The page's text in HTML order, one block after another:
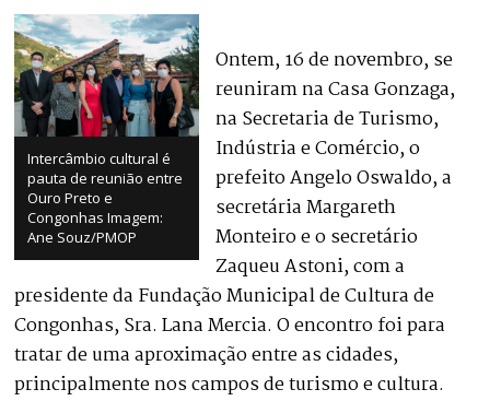
Intercâmbio cultural é
pauta de reunião entre
Ouro Preto e
Congonhas Imagem:
Ane Souz/PMOP
Ontem, 16 de novembro, se
reuniram na Casa Gonzaga,
na Secretaria de Turismo,
Indústria e Comércio, o
prefeito Angelo Oswaldo, a
secretária Margareth
Monteiro e o secretário
Zaqueu Astoni, com a
presidente da Fundação Municipal de Cultura de
Congonhas, Sra. Lana Mercia. O encontro foi para
tratar de uma aproximação entre as cidades,
principalmente nos campos de turismo e cultura.